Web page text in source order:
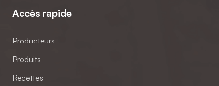
Accès rapide
Producteurs
Produits
Recettes